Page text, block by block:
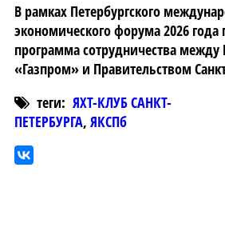
В рамках Петербургского
экономического форума 2026 года
программа сотрудничества
«Газпром» и Правительством
теги: ЯХТ-КЛУБ САНКТ-
ПЕТЕРБУРГА, ЯКСПб